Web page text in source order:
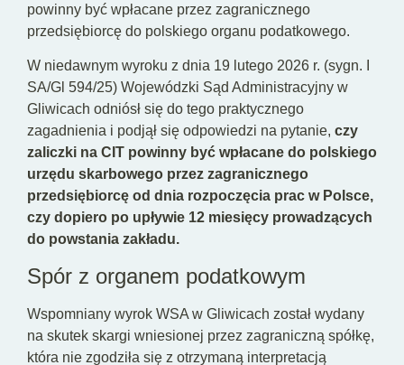
powinny być wpłacane przez zagranicznego
przedsiębiorcę do polskiego organu podatkowego.
W niedawnym wyroku z dnia 19 lutego 2026 r. (sygn. I
SA/Gl 594/25) Wojewódzki Sąd Administracyjny w
Gliwicach odniósł się do tego praktycznego
zagadnienia i podjął się odpowiedzi na pytanie, czy
zaliczki na CIT powinny być wpłacane do polskiego
urzędu skarbowego przez zagranicznego
przedsiębiorcę od dnia rozpoczęcia prac w Polsce,
czy dopiero po upływie 12 miesięcy prowadzących
do powstania zakładu.
Spór z organem podatkowym
Wspomniany wyrok WSA w Gliwicach został wydany
na skutek skargi wniesionej przez zagraniczną spółkę,
która nie zgodziła się z otrzymaną interpretacją